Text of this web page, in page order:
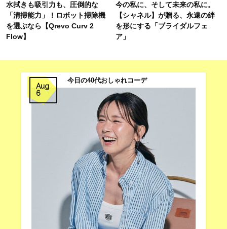
水拭きも吸引力も、圧倒的な
「清掃能力」！ロボット掃除機
を選ぶなら【Qrevo Curv 2
Flow】
今の私に、そして未来の私に。
【シャネル】が贈る、永遠の絆
を形にする「ブライダルフェ
ア」
Aug
6
今日の40代おしゃれコーデ